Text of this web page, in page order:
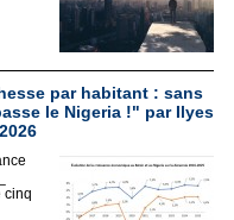
par habitant : sans
le Nigeria !" par Ilyes
cinq